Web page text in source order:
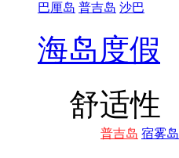
巴厘岛 普吉岛 沙巴
海岛度假
舒适性
普吉岛 宿雾岛